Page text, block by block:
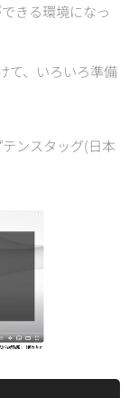
きる環境になっ
て、いろいろ準備
ンスタッグ(日本